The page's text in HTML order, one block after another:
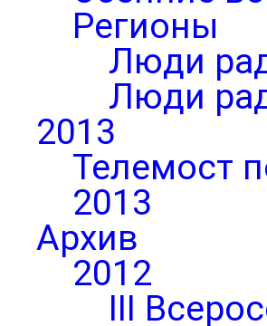
Регионы
Люди
Люди
2013
Телемост
2013
Архив
2012
III